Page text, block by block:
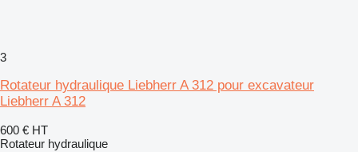
3
Rotateur hydraulique Liebherr A 312 pour excavateur
Liebherr A 312
600 € HT
Rotateur hydraulique